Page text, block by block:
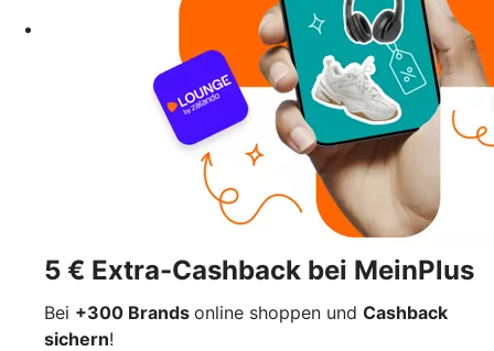
5 € Extra-Cashback bei MeinPlus
Bei +300 Brands online shoppen und Cashback
sichern!